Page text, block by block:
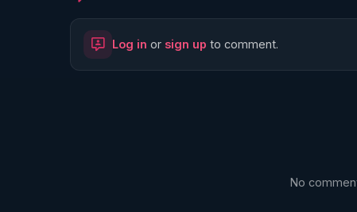
http://rgnr.li/ymag
Log in or sign up to comment.
No